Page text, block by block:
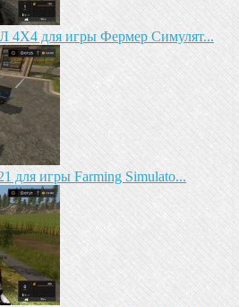
для игры Фермер Симулят...
для игры Farming Simulato...